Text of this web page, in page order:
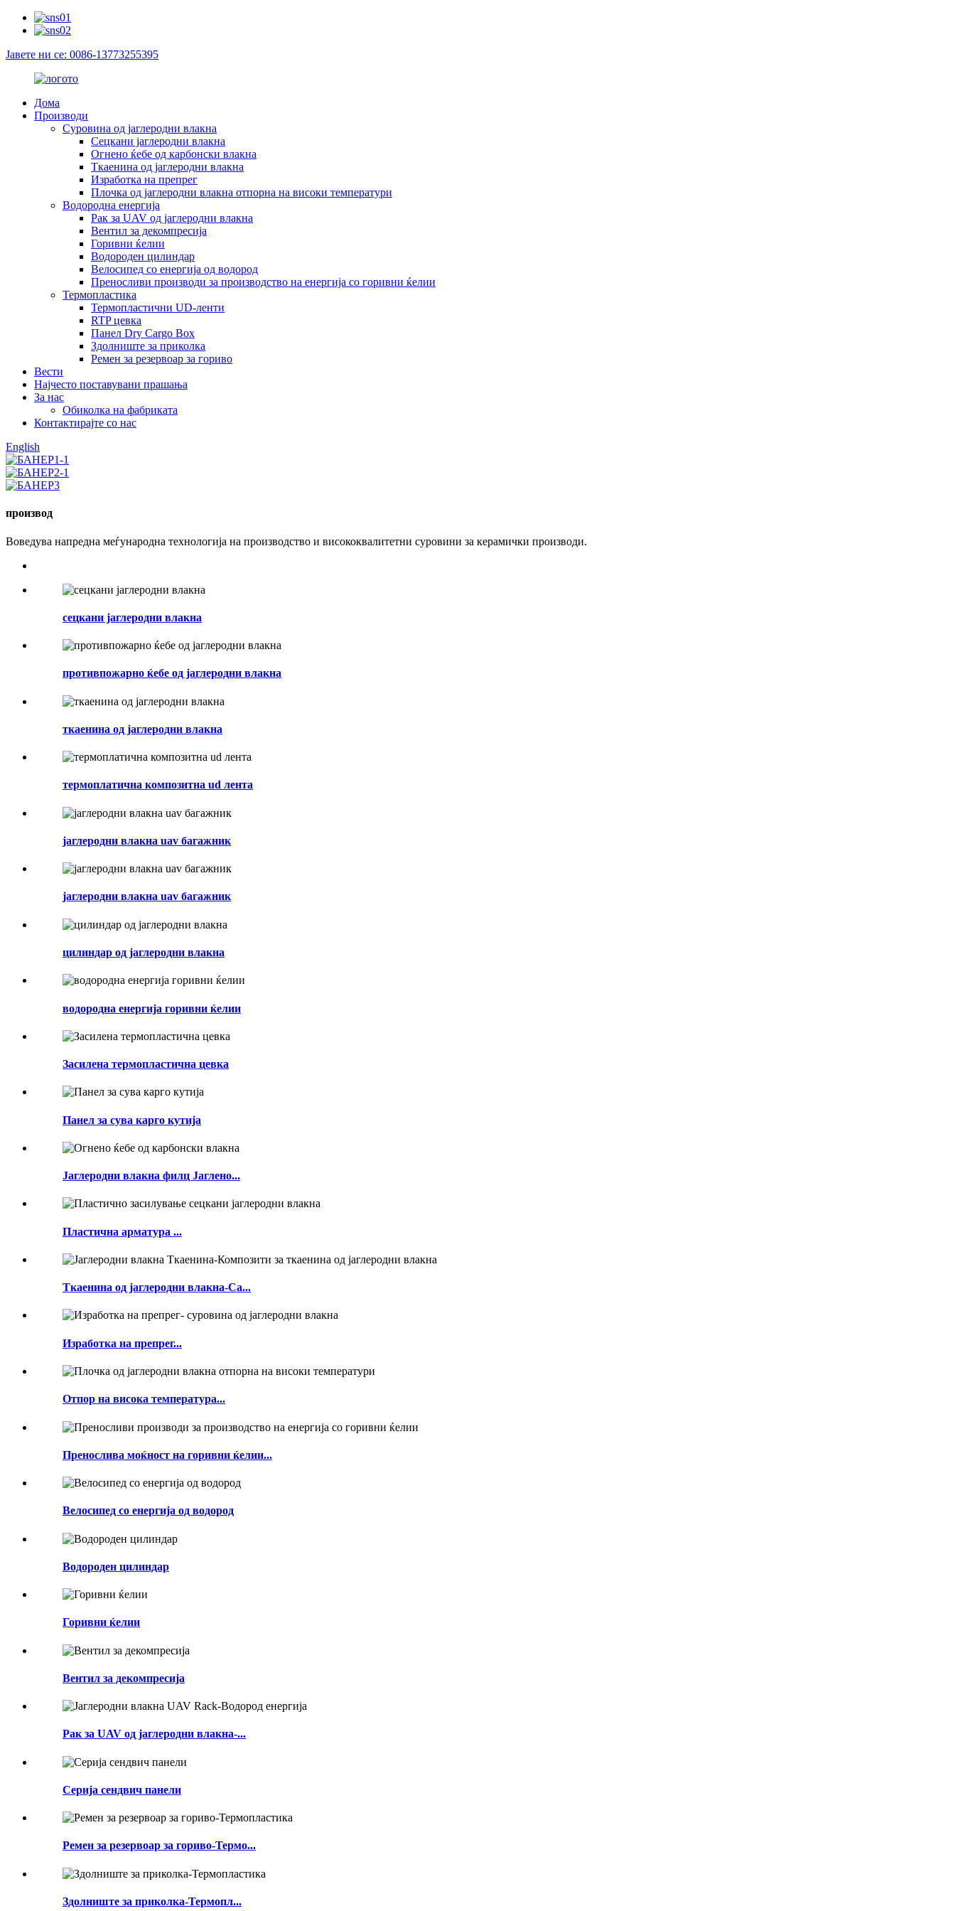
Јавете ни се: 0086-13773255395
Дома
Производи
Суровина од јаглеродни влакна
Сецкани јаглеродни влакна
Огнено ќебе од карбонски влакна
Ткаенина од јаглеродни влакна
Изработка на препрег
Плочка од јаглеродни влакна отпорна на високи температури
Водородна енергија
Рак за UAV од јаглеродни влакна
Вентил за декомпресија
Горивни ќелии
Водороден цилиндар
Велосипед со енергија од водород
Преносливи производи за производство на енергија со горивни ќелии
Термопластика
Термопластични UD-ленти
RTP цевка
Панел Dry Cargo Box
Здолниште за приколка
Ремен за резервоар за гориво
Вести
Најчесто поставувани прашања
За нас
Обиколка на фабриката
Контактирајте со нас
English
производ
Воведува напредна меѓународна технологија на производство и висококвалитетни суровини за керамички производи.
сецкани јаглеродни влакна
противпожарно ќебе од јаглеродни влакна
ткаенина од јаглеродни влакна
термоплатична композитна ud лента
јаглеродни влакна uav багажник
јаглеродни влакна uav багажник
цилиндар од јаглеродни влакна
водородна енергија горивни ќелии
Засилена термопластична цевка
Панел за сува карго кутија
Јаглеродни влакна филц Јаглено...
Пластична арматура ...
Ткаенина од јаглеродни влакна-Ca...
Изработка на препрег...
Отпор на висока температура...
Пренослива моќност на горивни ќелии...
Велосипед со енергија од водород
Водороден цилиндар
Горивни ќелии
Вентил за декомпресија
Рак за UAV од јаглеродни влакна-...
Серија сендвич панели
Ремен за резервоар за гориво-Термо...
Здолниште за приколка-Термопл...